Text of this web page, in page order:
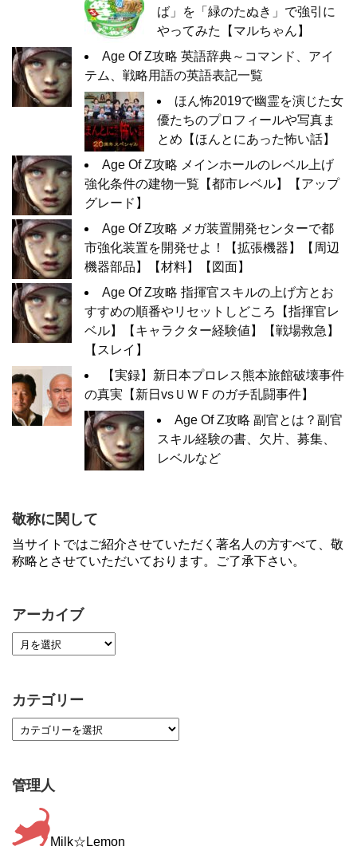
ば」を「緑のたぬき」で強引に
やってみた【マルちゃん】
Age Of Z攻略 英語辞典～コマンド、アイ
テム、戦略用語の英語表記一覧
ほん怖2019で幽霊を演じた女
優たちのプロフィールや写真ま
とめ【ほんとにあった怖い話】
Age Of Z攻略 メインホールのレベル上げ
強化条件の建物一覧【都市レベル】【アップ
グレード】
Age Of Z攻略 メガ装置開発センターで都
市強化装置を開発せよ！【拡張機器】【周辺
機器部品】【材料】【図面】
Age Of Z攻略 指揮官スキルの上げ方とお
すすめの順番やリセットしどころ【指揮官レ
ベル】【キャラクター経験値】【戦場救急】
【スレイ】
【実録】新日本プロレス熊本旅館破壊事件
の真実【新日vsＵＷＦのガチ乱闘事件】
Age Of Z攻略 副官とは？副官
スキル経験の書、欠片、募集、
レベルなど
敬称に関して
当サイトではご紹介させていただく著名人の方すべて、敬
称略とさせていただいております。ご了承下さい。
アーカイブ
カテゴリー
管理人
Milk☆Lemon